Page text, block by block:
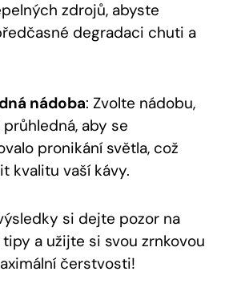
zdrojů, abyste
degradaci chuti a
nádoba: Zvolte nádobu,
aby se
pronikání světla, což
kvalitu vaší kávy.
si dejte pozor na
a užijte si svou zrnkovou
čerstvosti!